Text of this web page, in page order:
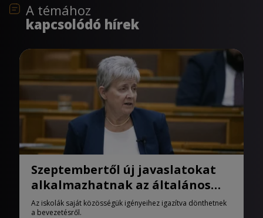
A témához
kapcsolódó hírek
Szeptembertől új javaslatokat
alkalmazhatnak az általános
iskolák
Az iskolák saját közösségük igényeihez igazítva dönthetnek
a bevezetésről.